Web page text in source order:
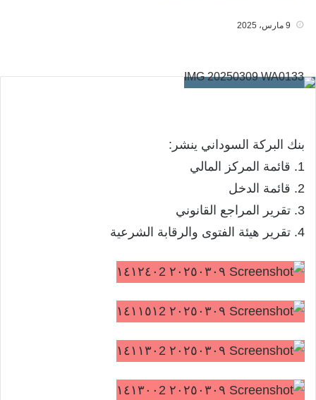
9 مارس، 2025
بنك البركة السوداني ينشر:
1. قائمة المركز المالي
2. قائمة الدخل
3. تقرير المراجع القانوني
4. تقرير هيئة الفتوى والرقابة الشرعية